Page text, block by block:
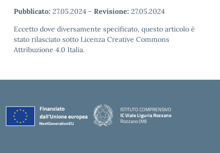
Pubblicato: 27.05.2024 - Revisione: 27.05.2024
Eccetto dove diversamente specificato, questo articolo è
stato rilasciato sotto Licenza Creative Commons
Attribuzione 4.0 Italia.
ISTITUTO COMPRENSIVO
IC Viale Liguria Rozzano
Rozzano (MI)